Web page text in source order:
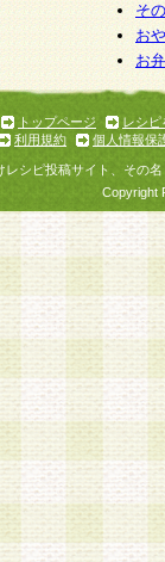
が、個人情報
のサービスの
できない場合
そ
お
お
トップページ
レシピ
利用規約
個人情報保
レシピ投稿サイト、その
Copyright